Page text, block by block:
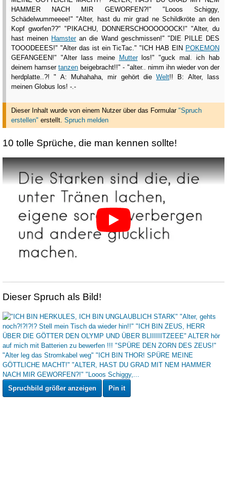
HAMMER NACH MIR GEWORFEN?!" "Looos Schiggy,
Schädelwummeeee!" "Alter, hast du mir grad ne Schildkröte an den
Kopf gworfen??" "PIKACHU, DONNERSCHOOOOOOCK!" "Alter, du
hast meinen Hamsteran die Wand geschmissen!" "DIE PILLE DES
TOOODEEES!" "Alter das ist ein TicTac." "ICH HAB EIN POKEMON
GEFANGEEN!" "Alter lass meine
Mutterlos!" "guck mal. ich hab
deinem hamsertanzen beigebracht!!" - "alter.. nimm ihn wieder von der
herdplatte..?! " A: Muhahaha, mir gehört dieWelt!! B: Alter, lass
meinen Globus los! -.-
Dieser Inhalt wurde von einem Nutzer über das Formular "Spruch
erstellen" erstellt. Spruch melden
10 tolle Sprüche, die man kennen sollte!
Dieser Spruch als Bild!
Spruchbild größer anzeigen Pin it